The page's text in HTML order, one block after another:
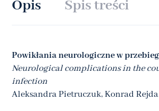
Opis Spis treści
Powikłania neurologiczne w
Neurological complications in the
infection
Aleksandra Pietruczuk, Konrad Rejda